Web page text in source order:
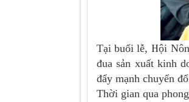
Tại buổi lễ, Hội
đua sản xuất kinh
đẩy mạnh chuyển
Thời gian qua